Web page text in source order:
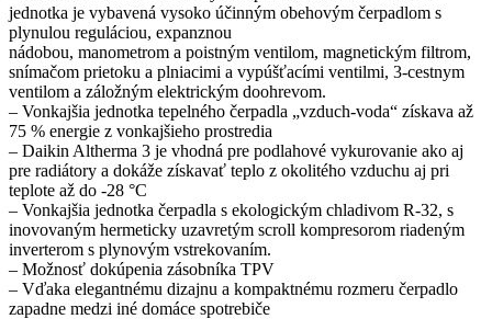
jednotka je vybavená vysoko účinným obehovým čerpadlom s
plynulou reguláciou, expanznou
nádobou, manometrom a poistným ventilom, magnetickým filtrom,
snímačom prietoku a plniacimi a vypúšťacími ventilmi, 3-cestnym
ventilom a záložným elektrickým doohrevom.
– Vonkajšia jednotka tepelného čerpadla „vzduch-voda“ získava až
75 % energie z vonkajšieho prostredia
– Daikin Altherma 3 je vhodná pre podlahové vykurovanie ako aj
pre radiátory a dokáže získavať teplo z okolitého vzduchu aj pri
teplote až do -28 °C
– Vonkajšia jednotka čerpadla s ekologickým chladivom R-32, s
inovovaným hermeticky uzavretým scroll kompresorom riadeným
inverterom s plynovým vstrekovaním.
– Možnosť dokúpenia zásobníka TPV
– Vďaka elegantnému dizajnu a kompaktnému rozmeru čerpadlo
zapadne medzi iné domáce spotrebiče